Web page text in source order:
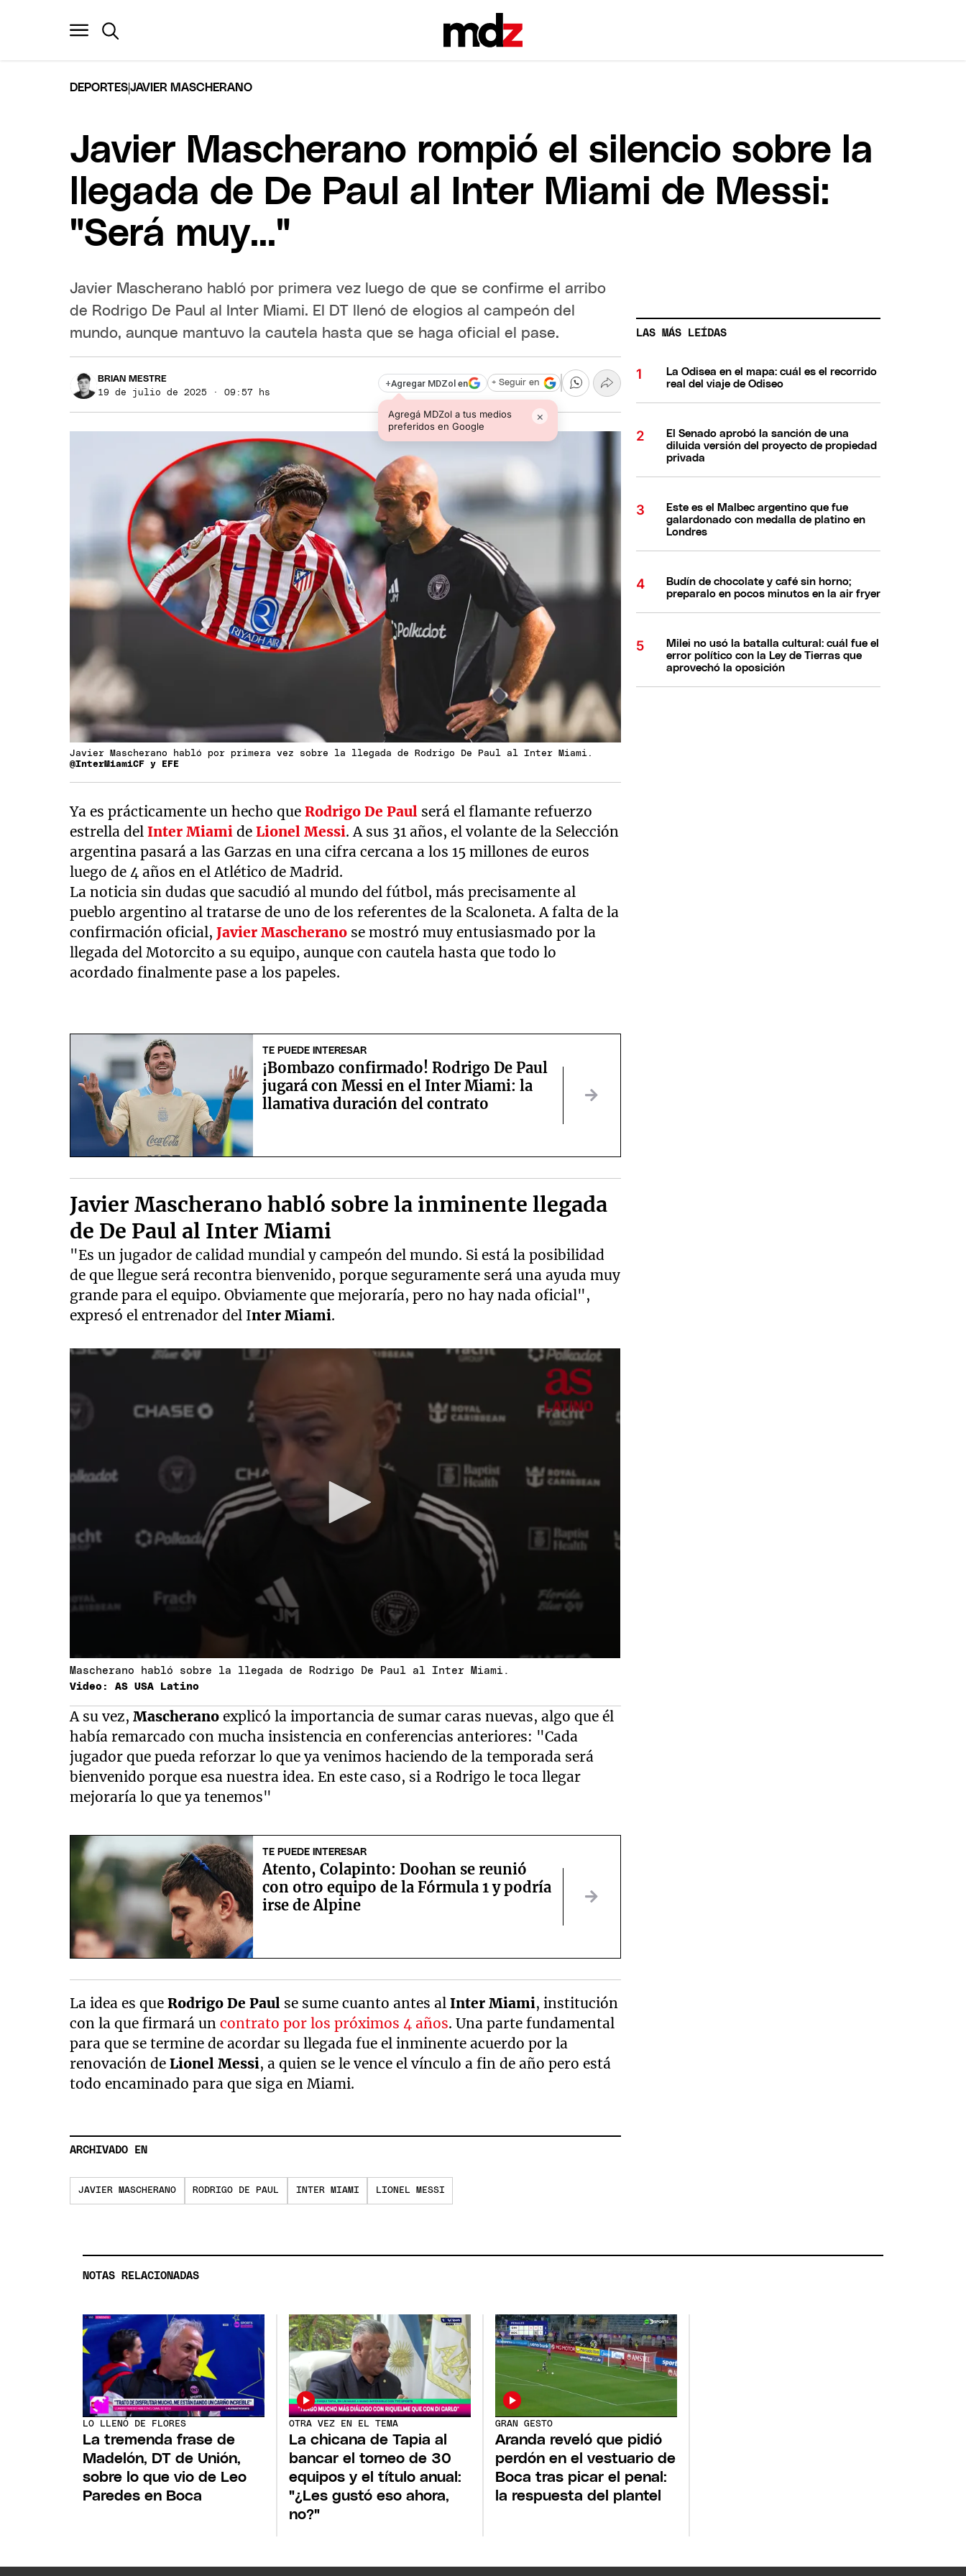
DEPORTES|JAVIER MASCHERANO
Javier Mascherano rompió el silencio sobre la
llegada de De Paul al Inter Miami de Messi:
"Será muy..."
Javier Mascherano habló por primera vez luego de que se confirme el arribo
de Rodrigo De Paul al Inter Miami. El DT llenó de elogios al campeón del
mundo, aunque mantuvo la cautela hasta que se haga oficial el pase.
BRIAN MESTRE
19 de julio de 2025 · 09:57 hs
+Agregar MDZol en
Agregá MDZol a tus medios
preferidos en Google
×
+ Seguir en
Javier Mascherano habló por primera vez sobre la llegada de Rodrigo De Paul al Inter Miami.
@InterMiamiCF y EFE
Ya es prácticamente un hecho queRodrigo De Paul será el flamante refuerzo
estrella delInter Miami deLionel Messi. A sus 31 años, el volante de la Selección
argentina pasará a las Garzas en una cifra cercana a los 15 millones de euros
luego de 4 años en el Atlético de Madrid.
La noticia sin dudas que sacudió al mundo del fútbol, más precisamente al
pueblo argentino al tratarse de uno de los referentes de la Scaloneta. A falta de la
confirmación oficial,Javier Mascherano se mostró muy entusiasmado por la
llegada del Motorcito a su equipo, aunque con cautela hasta que todo lo
acordado finalmente pase a los papeles.
TE PUEDE INTERESAR
¡Bombazo confirmado! Rodrigo De Paul
jugará con Messi en el Inter Miami: la
llamativa duración del contrato
Javier Mascherano habló sobre la inminente llegada
de De Paul al Inter Miami
"Es un jugador de calidad mundial y campeón del mundo. Si está la posibilidad
de que llegue será recontra bienvenido, porque seguramente será una ayuda muy
grande para el equipo. Obviamente que mejoraría, pero no hay nada oficial",
expresó el entrenador del Inter Miami.
Mascherano habló sobre la llegada de Rodrigo De Paul al Inter Miami.
Video: AS USA Latino
A su vez,Mascheranoexplicó la importancia de sumar caras nuevas, algo que él
había remarcado con mucha insistencia en conferencias anteriores: "Cada
jugador que pueda reforzar lo que ya venimos haciendo de la temporada será
bienvenido porque esa nuestra idea. En este caso, si a Rodrigo le toca llegar
mejoraría lo que ya tenemos"
TE PUEDE INTERESAR
Atento, Colapinto: Doohan se reunió
con otro equipo de la Fórmula 1 y podría
irse de Alpine
La idea es queRodrigo De Paul se sume cuanto antes alInter Miami, institución
con la que firmará uncontrato por los próximos 4 años. Una parte fundamental
para que se termine de acordar su llegada fue el inminente acuerdo por la
renovación deLionel Messi, a quien se le vence el vínculo a fin de año pero está
todo encaminado para que siga en Miami.
ARCHIVADO EN
JAVIER MASCHERANO RODRIGO DE PAUL INTER MIAMI LIONEL MESSI
LAS MÁS LEÍDAS
La Odisea en el mapa: cuál es el recorrido
real del viaje de Odiseo
El Senado aprobó la sanción de una
diluida versión del proyecto de propiedad
privada
Este es el Malbec argentino que fue
galardonado con medalla de platino en
Londres
Budín de chocolate y café sin horno;
preparalo en pocos minutos en la air fryer
Milei no usó la batalla cultural: cuál fue el
error político con la Ley de Tierras que
aprovechó la oposición
NOTAS RELACIONADAS
LO LLENÓ DE FLORES
La tremenda frase de
Madelón, DT de Unión,
sobre lo que vio de Leo
Paredes en Boca
OTRA VEZ EN EL TEMA
La chicana de Tapia al
bancar el torneo de 30
equipos y el título anual:
"¿Les gustó eso ahora,
no?"
GRAN GESTO
Aranda reveló que pidió
perdón en el vestuario de
Boca tras picar el penal:
la respuesta del plantel